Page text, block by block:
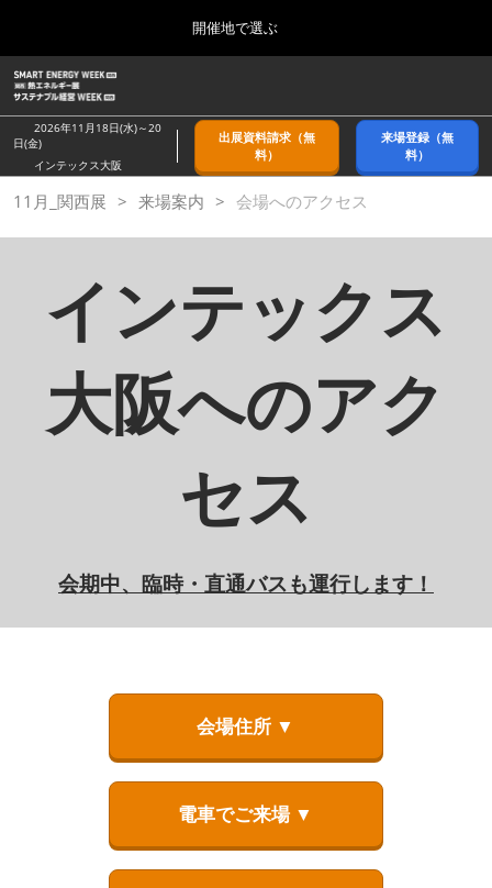
ッ
プ
し
て
進
む
to
close
the
menu.
開催地で選ぶ
幕張メッセ/Makuhari Messe, Japan
2026年09月09日
11月_関西展
2026年11月18日
インテックス大阪/INTEX Osaka
3月_春展
2027年03月24日
東京ビッグサイト/Tokyo Big Sight
ー
バ
ナ
ビ
ー
ン
た
む
2026年11月18日(水)～20
日(金)
インテックス大阪
出展資料請求（無
料）
来場登録（無
料）
11月_関西展 来場案内 会場へのアクセス
インテックス
大阪へのアク
セス
会期中、臨時・直通バスも運行します！
会場住所 ▼
電車でご来場 ▼